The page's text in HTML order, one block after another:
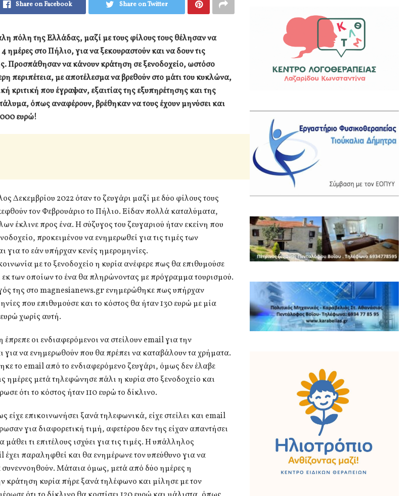
Share on Facebook Share on Twitter
πόλη της Ελλάδας, μαζί με τους φίλους τους θέλησαν να
ημέρες στο Πήλιο, για να ξεκουραστούν και να δουν τις
Προσπάθησαν να κάνουν κράτηση σε ξενοδοχείο, ωστόσο
περιπέτεια, με αποτέλεσμα να βρεθούν στο μάτι του κυκλώνα,
κριτική που έγραψαν, εξαιτίας της εξυπηρέτησης και της
όπως αναφέρουν, βρέθηκαν να τους έχουν μηνύσει και
ευρώ!
Δεκεμβρίου 2022 όταν το ζευγάρι μαζί με δύο φίλους τους
τον Φεβρουάριο το Πήλιο. Είδαν πολλά καταλύματα,
έκλινε προς ένα. Η σύζυγος του ζευγαριού ήταν εκείνη που
προκειμένου να ενημερωθεί για τις τιμές των
για το εάν υπήρχαν κενές ημερομηνίες.
με το ξενοδοχείο η κυρία ανέφερε πως θα επιθυμούσε
των οποίων το ένα θα πληρώνοντας με πρόγραμμα τουρισμού.
της στο magnesianews.gr ενημερώθηκε πως υπήρχαν
που επιθυμούσε και το κόστος θα ήταν 130 ευρώ με μία
χωρίς αυτή.
έπρεπε οι ενδιαφερόμενοι να στείλουν email για την
για να ενημερωθούν που θα πρέπει να καταβάλουν τα χρήματα.
το email από το ενδιαφερόμενο ζευγάρι, όμως δεν έλαβε
ημέρες μετά τηλεφώνησε πάλι η κυρία στο ξενοδοχείο και
ότι το κόστος ήταν 110 ευρώ το δίκλινο.
είχε επικοινωνήσει ξανά τηλεφωνικά, είχε στείλει και email
για διαφορετική τιμή, αφετέρου δεν της είχαν απαντήσει
τι επιτέλους ισχύει για τις τιμές. Η υπάλληλος
έχει παραληφθεί και θα ενημέρωνε τον υπεύθυνο για να
συνεννοηθούν. Μάταια όμως, μετά από δύο ημέρες η
κράτηση κυρία πήρε ξανά τηλέφωνο και μίλησε με τον